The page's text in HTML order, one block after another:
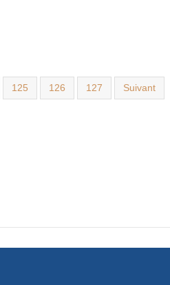
125 126 127 Suivant